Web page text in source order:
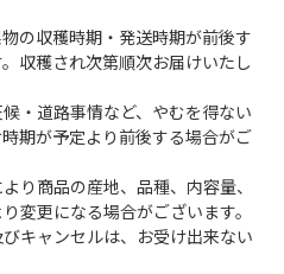
の収穫時期・発送時期が前後す
収穫され次第順次お届けいたし
・道路事情など、やむを得ない
期が予定より前後する場合がご
り商品の産地、品種、内容量、
変更になる場合がございます。
キャンセルは、お受け出来ない